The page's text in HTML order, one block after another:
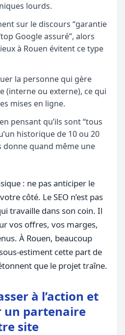
lourds.
sur le discours “garantie
Google assuré”, alors
à Rouen évitent ce type
la personne qui gère
(interne ou externe), ce qui
mises en ligne.
pensant qu’ils sont “tous
historique de 10 ou 20
donne quand même une
: ne pas anticiper le
côté. Le SEO n’est pas
travaille dans son coin. Il
vos offres, vos marges,
À Rouen, beaucoup
estiment cette part de
que le projet traîne.
à l’action et
un partenaire
site